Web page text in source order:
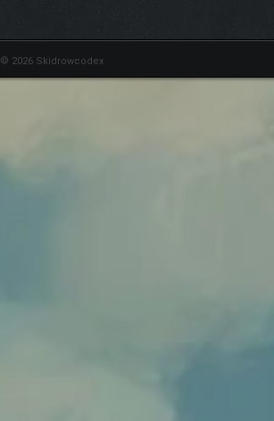
© 2026 Skidrowcodex